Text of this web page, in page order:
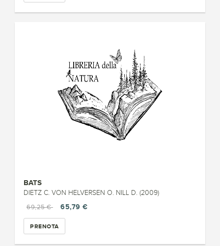
BATS
DIETZ C. VON HELVERSEN O. NILL D. (2009)
69,25 €
65,79 €
PRENOTA